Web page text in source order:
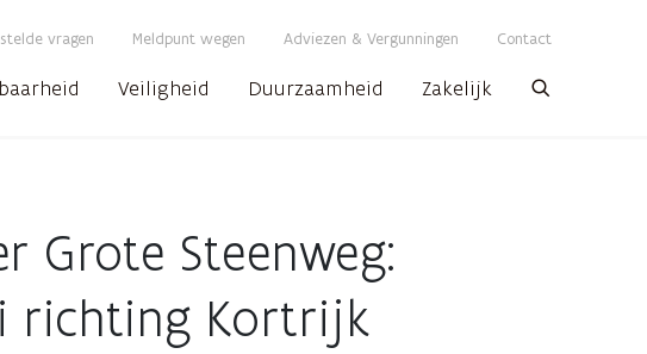
vragen Meldpunt wegen Adviezen & Vergunningen Contact
Veiligheid Duurzaamheid Zakelijk
Grote Steenweg:
richting Kortrijk